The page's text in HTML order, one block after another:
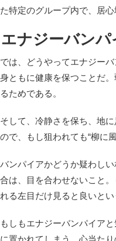
特定のグループ内で、居
エナジーバン
は、どうやってエナジーバ
ともに健康を保つことだ
ためである。
して、冷静さを保ち、地に
で、もし狙われても“柳に
ンパイアかどうか疑わしい
は、目を合わせないこと
る左目だけ見ると良いとい
しもエナジーバンパイアと
置かれてしまう。心当たり